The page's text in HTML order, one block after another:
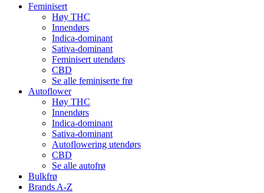
Feminisert
Høy THC
Innendørs
Indica-dominant
Sativa-dominant
Feminisert utendørs
CBD
Se alle feminiserte frø
Autoflower
Høy THC
Innendørs
Indica-dominant
Sativa-dominant
Autoflowering utendørs
CBD
Se alle autofrø
Bulkfrø
Brands A-Z